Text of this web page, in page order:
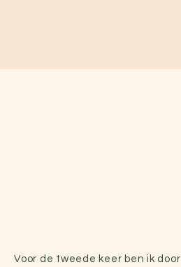
Voor de tweede keer ben ik door